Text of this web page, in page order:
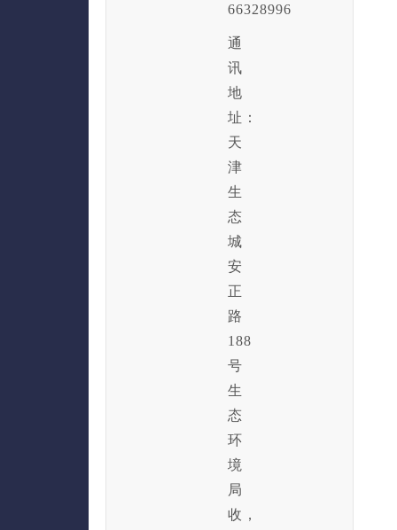
66328996
通
讯
地
址：
天
津
生
态
城
安
正
路
188
号
生
态
环
境
局
收，